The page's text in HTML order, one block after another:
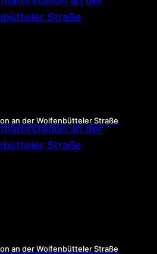
an der Wolfenbütteler Straße
an der Wolfenbütteler Straße